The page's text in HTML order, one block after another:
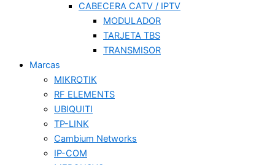
CABECERA CATV / IPTV
MODULADOR
TARJETA TBS
TRANSMISOR
Marcas
MIKROTIK
RF ELEMENTS
UBIQUITI
TP-LINK
Cambium Networks
IP-COM